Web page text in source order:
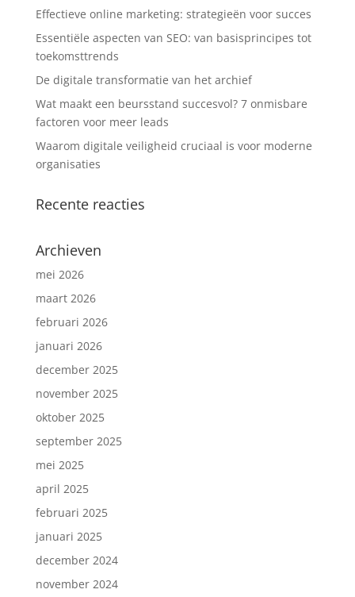
Effectieve online marketing: strategieën voor succes
Essentiële aspecten van SEO: van basisprincipes tot
toekomsttrends
De digitale transformatie van het archief
Wat maakt een beursstand succesvol? 7 onmisbare
factoren voor meer leads
Waarom digitale veiligheid cruciaal is voor moderne
organisaties
Recente reacties
Archieven
mei 2026
maart 2026
februari 2026
januari 2026
december 2025
november 2025
oktober 2025
september 2025
mei 2025
april 2025
februari 2025
januari 2025
december 2024
november 2024